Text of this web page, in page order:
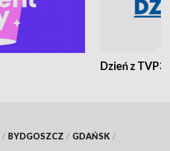
Dzień z TVP3
/ BYDGOSZCZ / GDAŃSK /